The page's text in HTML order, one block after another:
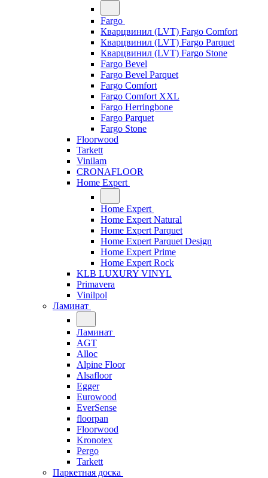
Fargo
Кварцвинил (LVT) Fargo Comfort
Кварцвинил (LVT) Fargo Parquet
Кварцвинил (LVT) Fargo Stone
Fargo Bevel
Fargo Bevel Parquet
Fargo Comfort
Fargo Comfort XXL
Fargo Herringbone
Fargo Parquet
Fargo Stone
Floorwood
Tarkett
Vinilam
CRONAFLOOR
Home Expert
Home Expert
Home Expert Natural
Home Expert Parquet
Home Expert Parquet Design
Home Expert Prime
Home Expert Rock
KLB LUXURY VINYL
Primavera
Vinilpol
Ламинат
Ламинат
AGT
Alloc
Alpine Floor
Alsafloor
Egger
Eurowood
EverSense
floorpan
Floorwood
Kronotex
Pergo
Tarkett
Паркетная доска